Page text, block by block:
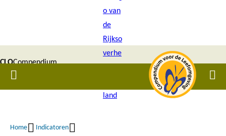
inhoud
gaan
CLOCompendium
voor de
Home
Home Indicatoren